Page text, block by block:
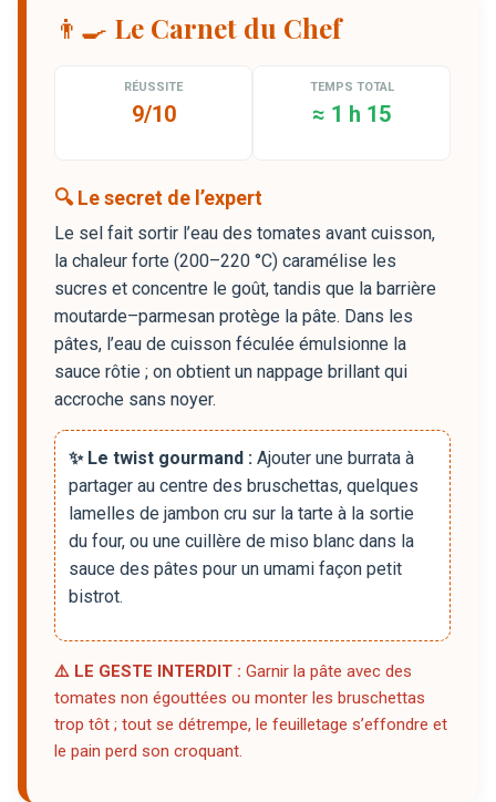
👨‍🍳 Le Carnet du Chef
RÉUSSITE
9/10
TEMPS TOTAL
≈ 1 h 15
🔍 Le secret de l’expert
Le sel fait sortir l’eau des tomates avant cuisson,
la chaleur forte (200–220 °C) caramélise les
sucres et concentre le goût, tandis que la barrière
moutarde–parmesan protège la pâte. Dans les
pâtes, l’eau de cuisson féculée émulsionne la
sauce rôtie ; on obtient un nappage brillant qui
accroche sans noyer.
✨ Le twist gourmand : Ajouter une burrata à
partager au centre des bruschettas, quelques
lamelles de jambon cru sur la tarte à la sortie
du four, ou une cuillère de miso blanc dans la
sauce des pâtes pour un umami façon petit
bistrot.
⚠️ LE GESTE INTERDIT : Garnir la pâte avec des
tomates non égouttées ou monter les bruschettas
trop tôt ; tout se détrempe, le feuilletage s’effondre et
le pain perd son croquant.